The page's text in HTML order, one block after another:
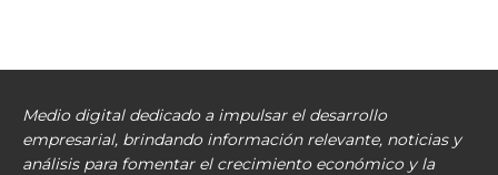
Medio digital dedicado a impulsar el desarrollo
empresarial, brindando información relevante, noticias y
análisis para fomentar el crecimiento económico y la